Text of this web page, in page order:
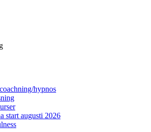
hypnos
start augusti 2026